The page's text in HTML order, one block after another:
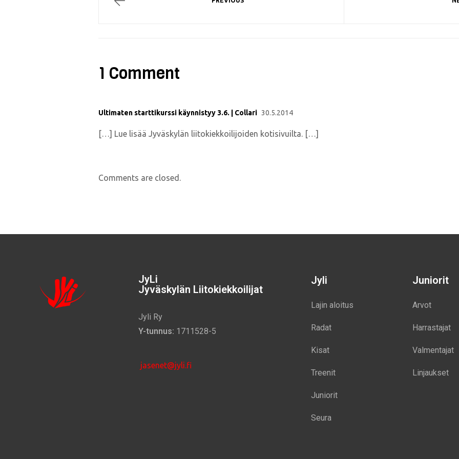
1 Comment
Ultimaten starttikurssi käynnistyy 3.6. | Collari 30.5.2014
[…] Lue lisää Jyväskylän liitokiekkoilijoiden kotisivuilta. […]
Comments are closed.
JyLi
Jyväskylän Liitokiekkoilijat
Jyli Ry
Y-tunnus: 1711528-5
jasenet@jyli.fi
Jyli
Lajin aloitus
Radat
Kisat
Treenit
Juniorit
Seura
Juniorit
Arvot
Harrastajat
Valmentajat
Linjaukset